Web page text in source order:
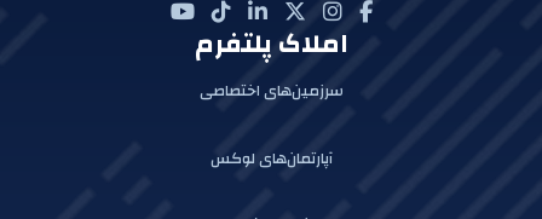
املاک پلتفرم
سرزمین‌های اختصاصی
آپارتمان‌های لوکس